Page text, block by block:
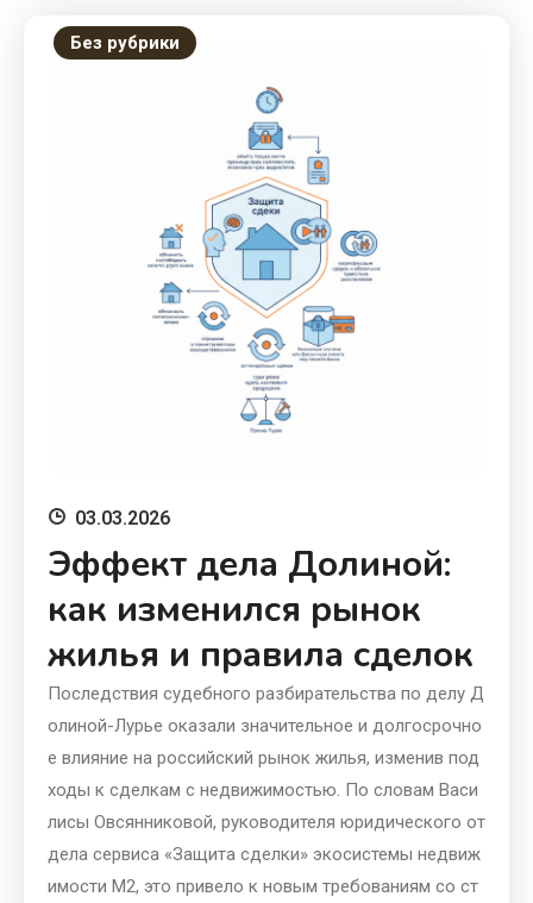
Без рубрики
03.03.2026
Эффект дела Долиной:
как изменился рынок
жилья и правила сделок
Последствия судебного разбирательства по делу Д
олиной-Лурье оказали значительное и долгосрочно
е влияние на российский рынок жилья, изменив под
ходы к сделкам с недвижимостью. По словам Васи
лисы Овсянниковой, руководителя юридического от
дела сервиса «Защита сделки» экосистемы недвиж
имости М2, это привело к новым требованиям со ст